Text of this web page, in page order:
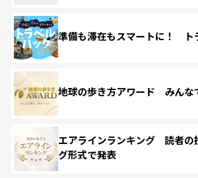
準備も滞在もスマートに！ ト
地球の歩き方アワード みんな
エアラインランキング 読者の
グ形式で発表